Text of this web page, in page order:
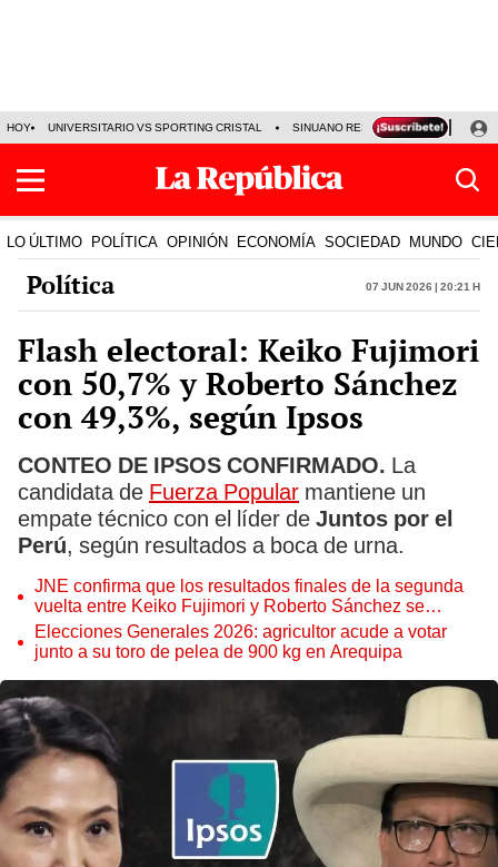
HOY UNIVERSITARIO VS SPORTING CRISTAL SINUANO RESULTADOS HOY
LO ÚLTIMO POLÍTICA OPINIÓN ECONOMÍA SOCIEDAD MUNDO
Política 07 Jun 2026 | 20:21 h
Flash electoral: Keiko Fujimori
con 50,7% y Roberto Sánchez
con 49,3%, según Ipsos
CONTEO DE IPSOS CONFIRMADO. La
candidata de Fuerza Popular mantiene un
empate técnico con el líder de Juntos por el
Perú, según resultados a boca de urna.
JNE confirma que los resultados finales de la segunda
vuelta entre Keiko Fujimori y Roberto Sánchez se
anunciarán en julio
Elecciones Generales 2026: agricultor acude a votar
junto a su toro de pelea de 900 kg en Arequipa